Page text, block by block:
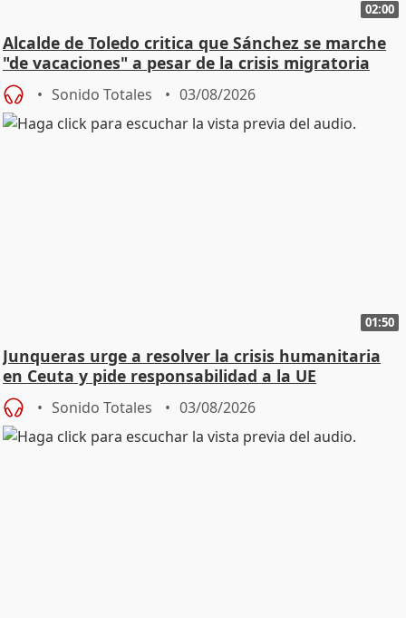
02:00
Alcalde de Toledo critica que Sánchez se marche
"de vacaciones" a pesar de la crisis migratoria
Sonido Totales 03/08/2026
01:50
Junqueras urge a resolver la crisis humanitaria
en Ceuta y pide responsabilidad a la UE
Sonido Totales 03/08/2026